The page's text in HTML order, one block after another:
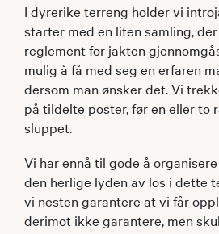
I dyrerike terreng holder vi
starter med en liten samling,
reglement for jakten
mulig å få med seg en erfaren
dersom man ønsker det. Vi
på tildelte poster, før en eller to
sluppet.
Vi har ennå til gode å
den herlige lyden av los i dette
vi nesten garantere at vi får
derimot ikke garantere, men